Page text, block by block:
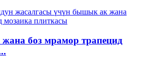
жана боз мрамор трапецид